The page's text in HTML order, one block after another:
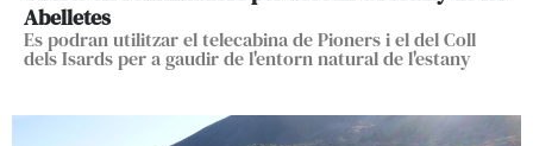
Abelletes
Es podran utilitzar el telecabina de Pioners i el del Coll
dels Isards per a gaudir de l'entorn natural de l'estany